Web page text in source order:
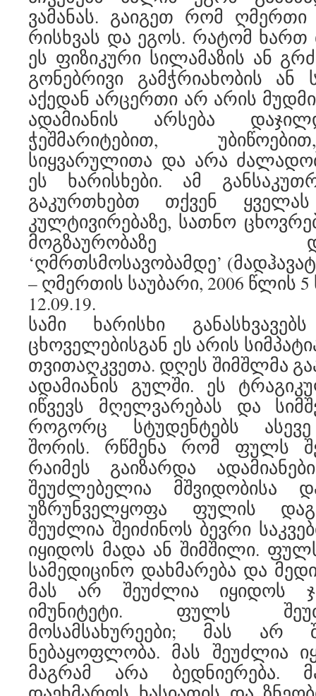
ვამანას. გაიგეთ რომ ღმერთი
რისხვას და ეგოს. რატომ ხართ
ეს ფიზიკური სილამაზის ან
გონებრივი გამჭრიახობის ან
აქედან არცერთი არ არის
ადამიანის არსება
ჭეშმარიტებით,
სიყვარულითა და არა
ეს ხარისხები. ამ
გაკურთხებთ თქვენ
კულტივირებაზე, სათნო
მოგზაურობაზე
‘ღმრთსმოსავობამდე’
– ღმერთის საუბარი, 2006 წლის 5
12.09.19.
სამი ხარისხი
ცხოველებისგან ეს არის
თვითაღკვეთა. დღეს შიმშლმა
ადამიანის გულში. ეს
იწვევს მღელვარებას და
როგორც სტუდენტებს
შორის. რწმენა რომ ფულს
რაიმეს გაიზარდა
შეუძლებელია მშვიდობისა
უზრუნველყოფა ფულის
შეუძლია შეიძინოს ბევრი
იყიდოს მადა ან შიმშილი.
სამედიცინო დახმარება და
მას არ შეუძლია იყიდოს
იმუნიტეტი. ფულს
მოსამსახურეები; მას არ
ნებაყოფლობა. მას შეუძლია
მაგრამ არა ბედნიერება.